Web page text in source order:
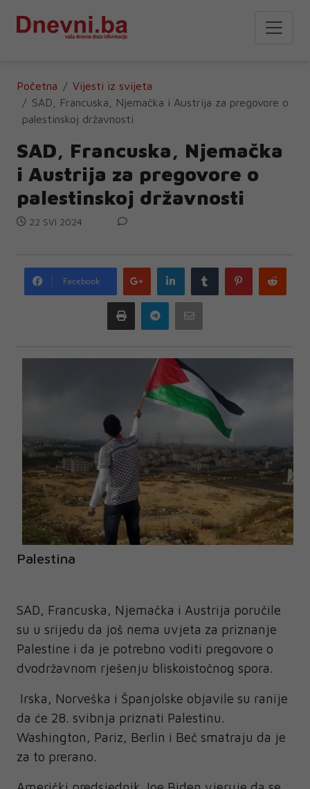
Početna
Vijesti iz svijeta
SAD, Francuska, Njemačka i Austrija za pregovore o
palestinskoj državnosti
SAD, Francuska, Njemačka
i Austrija za pregovore o
palestinskoj državnosti
22 SVI 2024
Facebook
Google
plus
LinkedIn Tumblr Pinterest
Print Telegram
Palestina
SAD, Francuska, Njemačka i Austrija poručile
su u srijedu da još nema uvjeta za priznanje
Palestine i da je potrebno voditi pregovore o
dvodržavnom rješenju bliskoistočnog spora.
Irska, Norveška i Španjolske objavile su ranije
da će 28. svibnja priznati Palestinu.
Washington, Pariz, Berlin i Beč smatraju da je
za to prerano.